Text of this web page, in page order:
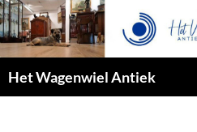
Het Wagenwiel Antiek